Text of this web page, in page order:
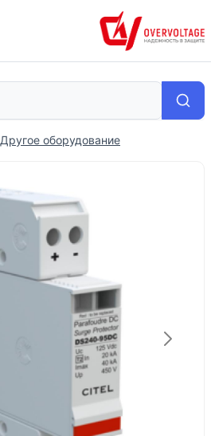
Другое оборудование